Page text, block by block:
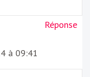
Réponse
à 09:41